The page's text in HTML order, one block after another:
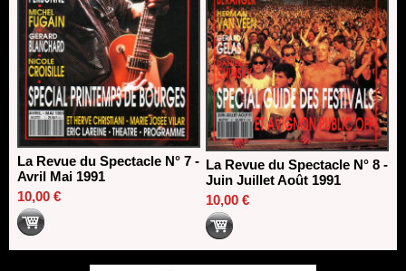
La Revue du Spectacle N° 7 -
Avril Mai 1991
10,00 €
La Revue du Spectacle N° 8 -
Juin Juillet Août 1991
10,00 €